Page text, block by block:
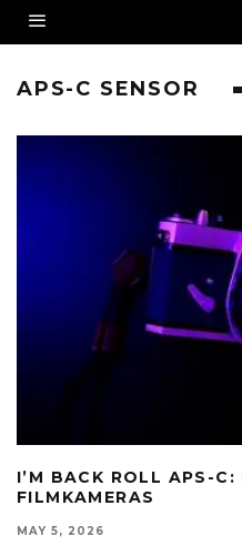
APS-C SENSOR
I’M BACK ROLL APS-
FILMKAMERAS
MAY 5, 2026